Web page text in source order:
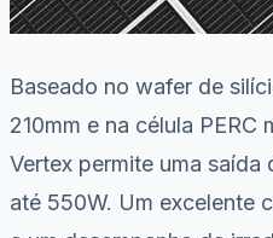
Baseado no wafer de
210mm e na célula
Vertex permite uma
até 550W. Um excelente